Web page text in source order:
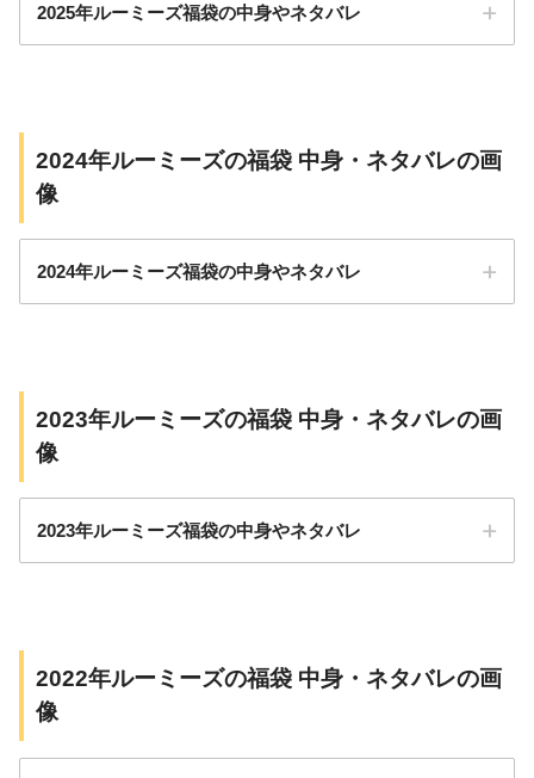
2025年ルーミーズ福袋の中身やネタバレ
2024年ルーミーズの福袋 中身・ネタバレの画
像
2024年ルーミーズ福袋の中身やネタバレ
2023年ルーミーズの福袋 中身・ネタバレの画
像
2023年ルーミーズ福袋の中身やネタバレ
2022年ルーミーズの福袋 中身・ネタバレの画
像